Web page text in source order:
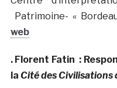
Patrimoine- «
web
. Florent Fatin :
la Cité des Civilisations